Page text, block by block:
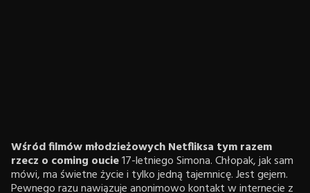
Wśród filmów młodzieżowych Netfliksa tym razem
rzecz o coming oucie17-letniego Simona. Chłopak, jak sam
mówi, ma świetne życie i tylko jedną tajemnicę. Jest gejem.
Pewnego razu nawiązuje anonimowo kontakt w internecie z